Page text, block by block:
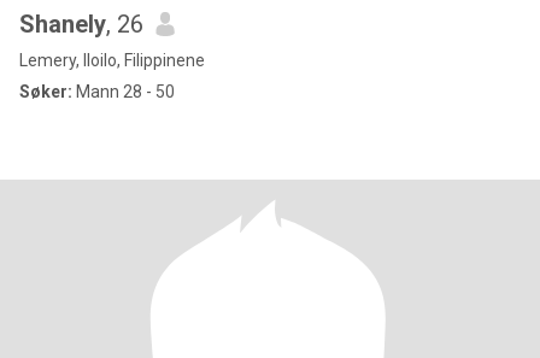
Shanely, 26
Lemery, Iloilo, Filippinene
Søker: Mann 28 - 50